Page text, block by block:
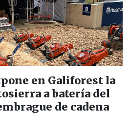
en Galiforest la
a batería del
de cadena